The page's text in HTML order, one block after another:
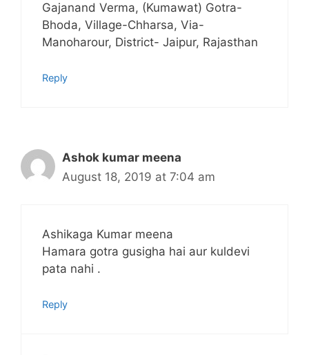
Gajanand Verma, (Kumawat) Gotra-
Bhoda, Village-Chharsa, Via-
Manoharour, District- Jaipur, Rajasthan
Reply
Ashok kumar meena
August 18, 2019 at 7:04 am
Ashikaga Kumar meena
Hamara gotra gusigha hai aur kuldevi
pata nahi .
Reply